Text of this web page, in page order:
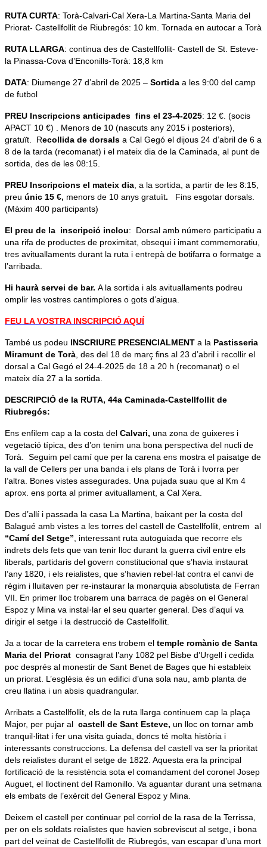
RUTA CURTA: Torà-Calvari-Cal Xera-La Martina-Santa Maria del
Priorat- Castellfollit de Riubregós: 10 km. Tornada en autocar a Torà
RUTA LLARGA: continua des de Castellfollit- Castell de St. Esteve-
la Pinassa-Cova d’Enconills-Torà: 18,8 km
DATA: Diumenge 27 d’abril de 2025 – Sortida a les 9:00 del camp
de futbol
PREU Inscripcions anticipades fins el 23-4-2025: 12 €. (socis
APACT 10 €) . Menors de 10 (nascuts any 2015 i posteriors),
gratuït. Recollida de dorsals a Cal Gegó el dijous 24 d’abril de 6 a
8 de la tarda (recomanat) i el mateix dia de la Caminada, al punt de
sortida, des de les 08:15.
PREU Inscripcions el mateix dia , a la sortida, a partir de les 8:15,
preu únic 15 €, menors de 10 anys gratuït.
Fins esgotar dorsals.
(Màxim 400 participants)
El preu de la inscripció inclou: Dorsal amb número participatiu a
una rifa de productes de proximitat, obsequi i imant commemoratiu,
tres avituallaments durant la ruta i entrepà de botifarra o formatge a
l’arribada.
Hi haurà servei de bar. A la sortida i als avituallaments podreu
omplir les vostres cantimplores o gots d’aigua.
FEU LA VOSTRA INSCRIPCIÓ AQUÍ
També us podeu INSCRIURE PRESENCIALMENT a la Pastisseria
Miramunt de Torà , des del 18 de març fins al 23 d’abril i recollir el
dorsal a Cal Gegó el 24-4-2025 de 18 a 20 h (recomanat) o el
mateix día 27 a la sortida.
DESCRIPCIÓ de la RUTA, 44a Caminada-Castellfollit de
Riubregós:
Ens enfilem cap a la costa del Calvari, una zona de guixeres i
vegetació típica, des d’on tenim una bona perspectiva del nucli de
Torà. Seguim pel camí que per la carena ens mostra el paisatge de
la vall de Cellers per una banda i els plans de Torà i Ivorra per
l’altra. Bones vistes assegurades. Una pujada suau que al Km 4
aprox. ens porta al primer avituallament, a Cal Xera.
Des d’allí i passada la casa La Martina, baixant per la costa del
Balagué amb vistes a les torres del castell de Castellfollit, entrem al
“Camí del Setge” , interessant ruta autoguiada que recorre els
indrets dels fets que van tenir lloc durant la guerra civil entre els
liberals, partidaris del govern constitucional que s’havia instaurat
l’any 1820, i els reialistes, que s’havien rebel·lat contra el canvi de
règim i lluitaven per re-instaurar la monarquia absolutista de Ferran
VII. En primer lloc trobarem una barraca de pagès on el General
Espoz y Mina va instal·lar el seu quarter general. Des d’aquí va
dirigir el setge i la destrucció de Castellfollit.
Ja a tocar de la carretera ens trobem el temple romànic de Santa
Maria del Priorat consagrat l’any 1082 pel Bisbe d’Urgell i cedida
poc després al monestir de Sant Benet de Bages que hi estableix
un priorat. L’església és un edifici d’una sola nau, amb planta de
creu llatina i un absis quadrangular.
Arribats a Castellfollit, els de la ruta llarga continuem cap la plaça
Major, per pujar al castell de Sant Esteve, un lloc on tornar amb
tranquil·litat i fer una visita guiada, doncs té molta història i
interessants construccions. La defensa del castell va ser la prioritat
dels reialistes durant el setge de 1822. Aquesta era la principal
fortificació de la resistència sota el comandament del coronel Josep
Auguet, el lloctinent del Ramonillo. Va aguantar durant una setmana
els embats de l’exèrcit del General Espoz y Mina.
Deixem el castell per continuar pel corriol de la rasa de la Terrissa,
per on els soldats reialistes que havien sobreviscut al setge, i bona
part del veïnat de Castellfollit de Riubregós, van escapar d’una mort